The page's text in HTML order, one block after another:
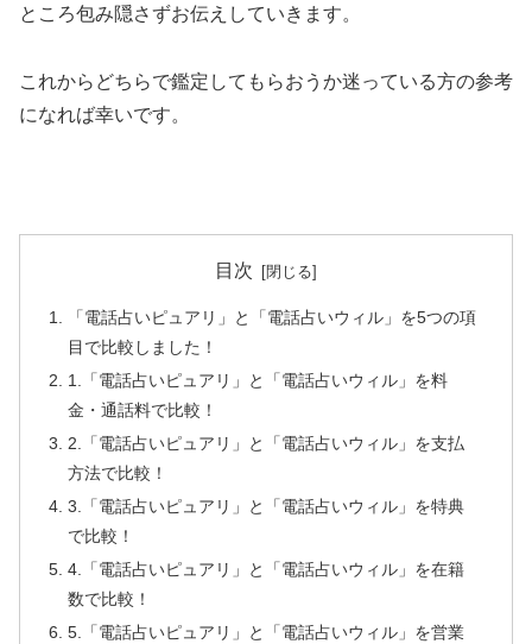
ところ包み隠さずお伝えしていきます。
これからどちらで鑑定してもらおうか迷っている方の参考
になれば幸いです。
目次
「電話占いピュアリ」と「電話占いウィル」を5つの項
目で比較しました！
1.「電話占いピュアリ」と「電話占いウィル」を料
金・通話料で比較！
2.「電話占いピュアリ」と「電話占いウィル」を支払
方法で比較！
3.「電話占いピュアリ」と「電話占いウィル」を特典
で比較！
4.「電話占いピュアリ」と「電話占いウィル」を在籍
数で比較！
5.「電話占いピュアリ」と「電話占いウィル」を営業